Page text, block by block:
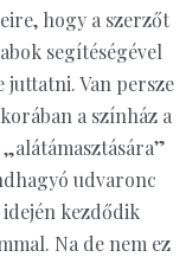
hogy a szerzőt
segítéségével
juttatni. Van persze
a színház a
udvaronc
idején kezdődik
Na de nem ez